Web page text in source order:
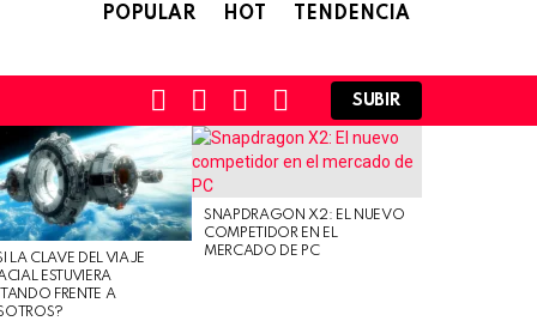
POPULAR HOT TENDENCIA
SWITCH
SKIN
FOLLOWSEARCHLOGIN
SUBIR
LA CLAVE DEL VIAJE
ESTUVIERA
FRENTE A
SNAPDRAGON X2: EL NUEVO
COMPETIDOR EN EL
MERCADO DE PC